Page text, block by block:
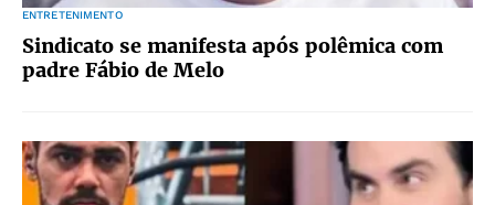
ENTRETENIMENTO
Sindicato se manifesta após polêmica com
padre Fábio de Melo